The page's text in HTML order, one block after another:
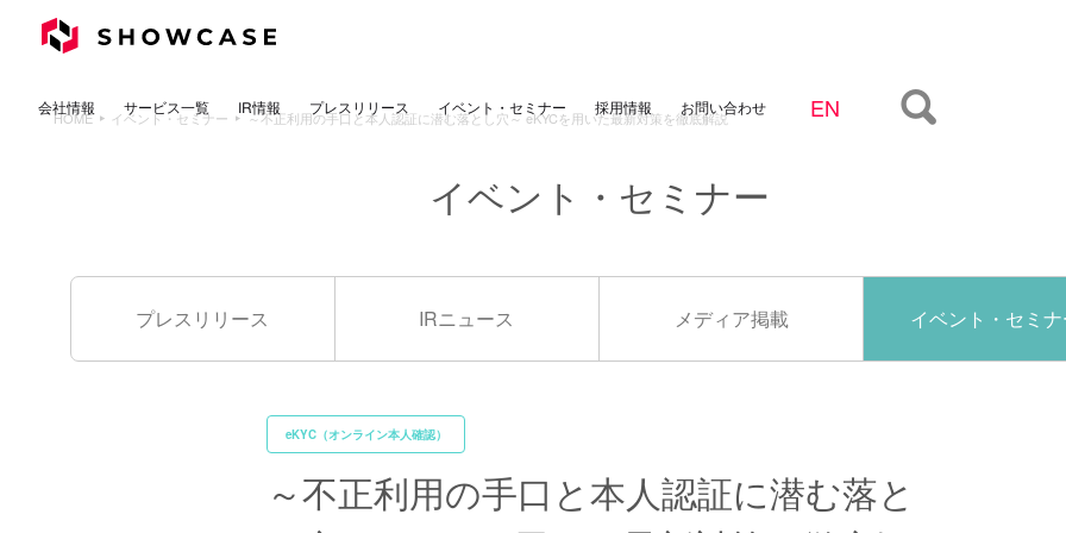
会社情報 サービス一覧 IR情報 プレスリリース イベント・セミナー 採用情報 お問い合わせ
イベント・セミナー
HOME イベント・セミナー ～不正利用の手口と本人認証に潜む落とし穴～ eKYCを用いた最新対策を徹底解説
プレスリリース IRニュース メディア掲載 イベント・セミ
eKYC（オンライン本人確認）
～不正利用の手口と本人認証に潜む落と